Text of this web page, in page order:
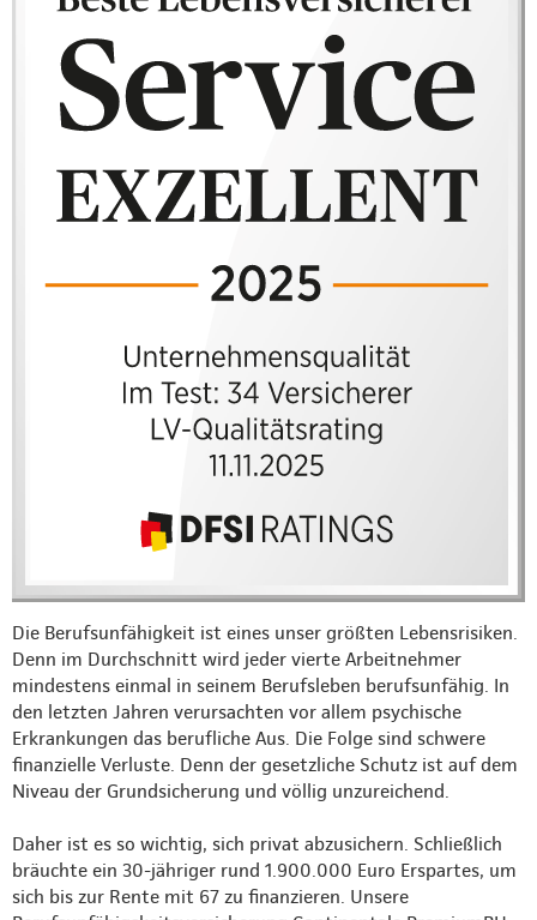
Die Berufsunfähigkeit ist eines unser größten Lebensrisiken.
Denn im Durchschnitt wird jeder vierte Arbeitnehmer
mindestens einmal in seinem Berufsleben berufsunfähig. In
den letzten Jahren verursachten vor allem psychische
Erkrankungen das berufliche Aus. Die Folge sind schwere
finanzielle Verluste. Denn der gesetzliche Schutz ist auf dem
Niveau der Grundsicherung und völlig unzureichend.
Daher ist es so wichtig, sich privat abzusichern. Schließlich
bräuchte ein 30-jähriger rund 1.900.000 Euro Erspartes, um
sich bis zur Rente mit 67 zu finanzieren. Unsere